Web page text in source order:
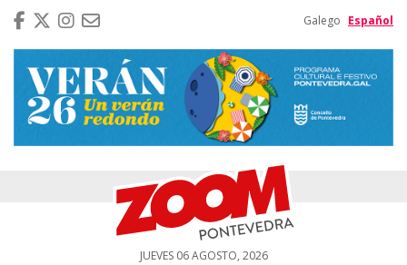
Galego Español
JUEVES 06 AGOSTO, 2026